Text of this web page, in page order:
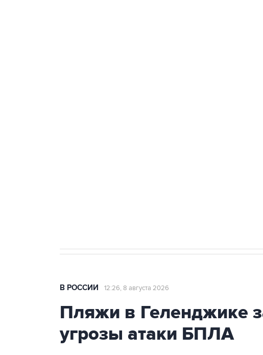
В РОССИИ 12:26, 8 августа 2026
Пляжи в Геленджике
угрозы атаки БПЛА